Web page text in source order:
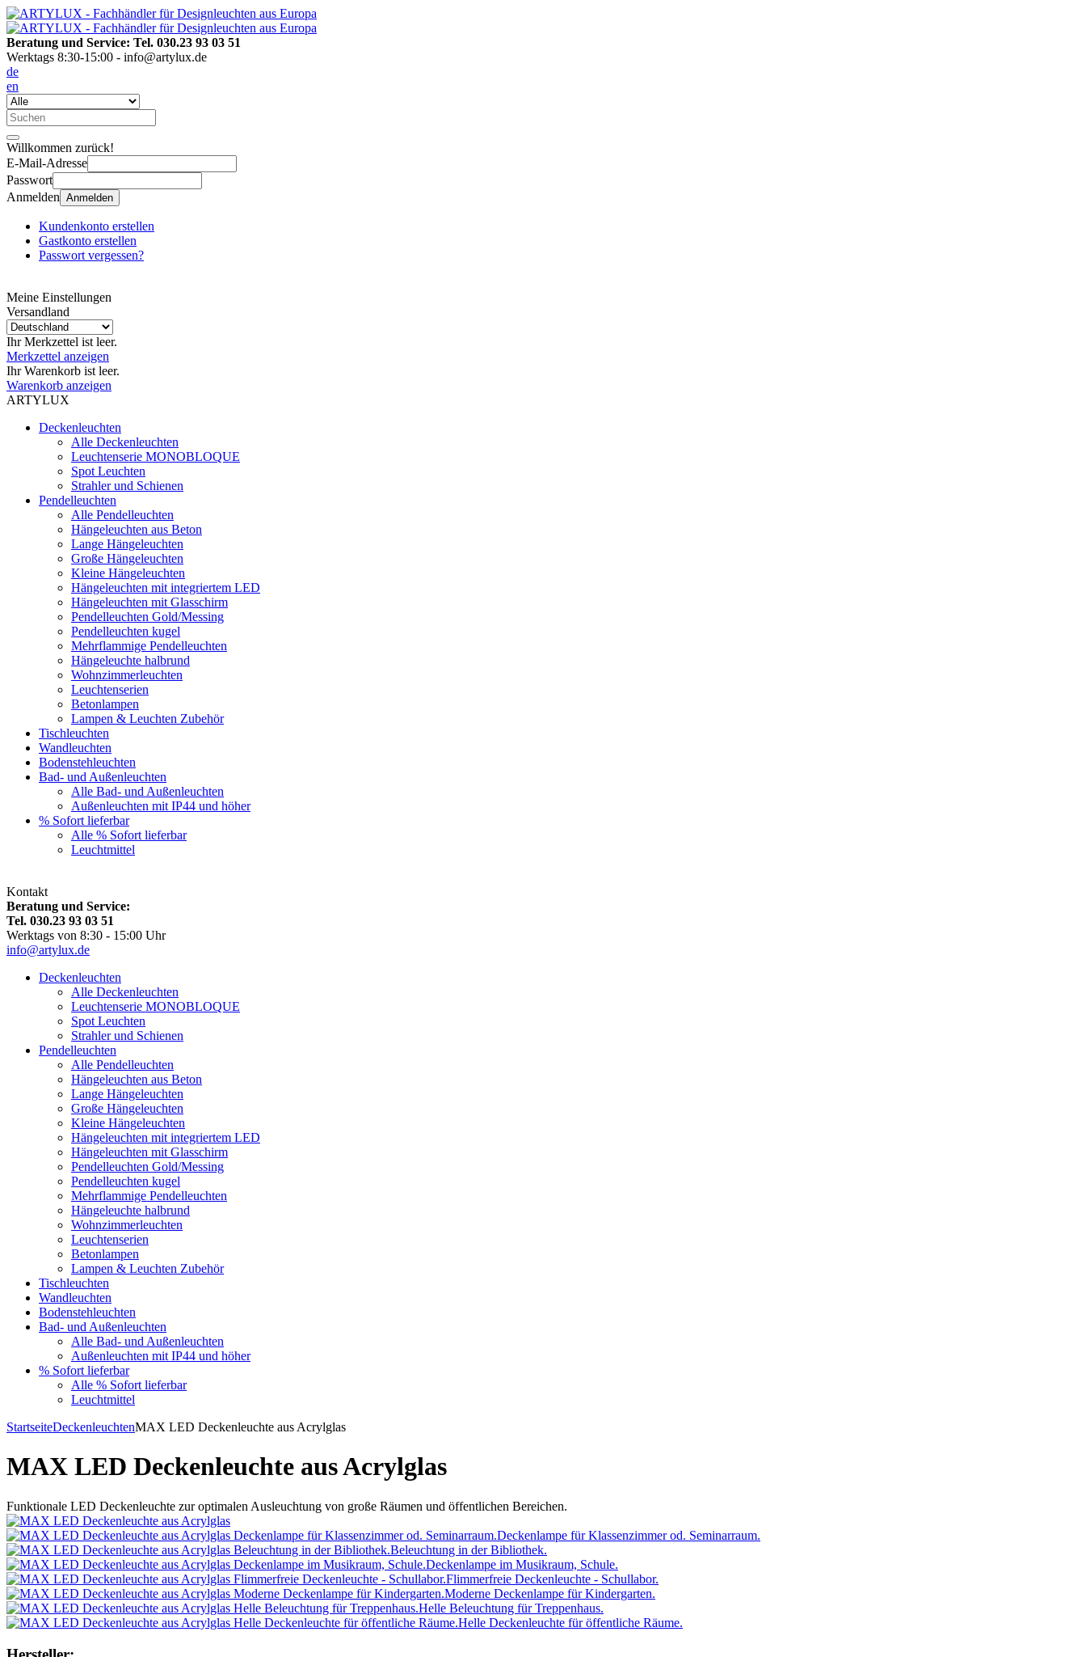
Beratung und Service: Tel. 030.23 93 03 51
Werktags 8:30-15:00 - info@artylux.de
de
en
Willkommen zurück!
E-Mail-Adresse
Passwort
Anmelden Anmelden
Kundenkonto erstellen
Gastkonto erstellen
Passwort vergessen?
Meine Einstellungen
Versandland
Ihr Merkzettel ist leer.
Merkzettel anzeigen
Ihr Warenkorb ist leer.
Warenkorb anzeigen
ARTYLUX
Deckenleuchten
Alle Deckenleuchten
Leuchtenserie MONOBLOQUE
Spot Leuchten
Strahler und Schienen
Pendelleuchten
Alle Pendelleuchten
Hängeleuchten aus Beton
Lange Hängeleuchten
Große Hängeleuchten
Kleine Hängeleuchten
Hängeleuchten mit integriertem LED
Hängeleuchten mit Glasschirm
Pendelleuchten Gold/Messing
Pendelleuchten kugel
Mehrflammige Pendelleuchten
Hängeleuchte halbrund
Wohnzimmerleuchten
Leuchtenserien
Betonlampen
Lampen & Leuchten Zubehör
Tischleuchten
Wandleuchten
Bodenstehleuchten
Bad- und Außenleuchten
Alle Bad- und Außenleuchten
Außenleuchten mit IP44 und höher
% Sofort lieferbar
Alle % Sofort lieferbar
Leuchtmittel
Kontakt
Beratung und Service:
Tel. 030.23 93 03 51
Werktags von 8:30 - 15:00 Uhr
info@artylux.de
Deckenleuchten
Alle Deckenleuchten
Leuchtenserie MONOBLOQUE
Spot Leuchten
Strahler und Schienen
Pendelleuchten
Alle Pendelleuchten
Hängeleuchten aus Beton
Lange Hängeleuchten
Große Hängeleuchten
Kleine Hängeleuchten
Hängeleuchten mit integriertem LED
Hängeleuchten mit Glasschirm
Pendelleuchten Gold/Messing
Pendelleuchten kugel
Mehrflammige Pendelleuchten
Hängeleuchte halbrund
Wohnzimmerleuchten
Leuchtenserien
Betonlampen
Lampen & Leuchten Zubehör
Tischleuchten
Wandleuchten
Bodenstehleuchten
Bad- und Außenleuchten
Alle Bad- und Außenleuchten
Außenleuchten mit IP44 und höher
% Sofort lieferbar
Alle % Sofort lieferbar
Leuchtmittel
StartseiteDeckenleuchtenMAX LED Deckenleuchte aus Acrylglas
MAX LED Deckenleuchte aus Acrylglas
Funktionale LED Deckenleuchte zur optimalen Ausleuchtung von große Räumen und öffentlichen Bereichen.
Deckenlampe für Klassenzimmer od. Seminarraum.
Beleuchtung in der Bibliothek.
Deckenlampe im Musikraum, Schule.
Flimmerfreie Deckenleuchte - Schullabor.
Moderne Deckenlampe für Kindergarten.
Helle Beleuchtung für Treppenhaus.
Helle Deckenleuchte für öffentliche Räume.